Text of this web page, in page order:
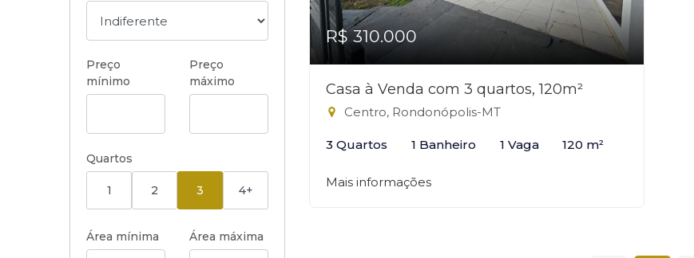
Preço
mínimo
Preço
máximo
Quartos
1 2 3 4+
Área mínima Área máxima
R$ 310.000
Casa à Venda com 3 quartos, 120m²
Centro, Rondonópolis-MT
3 Quartos 1 Banheiro 1 Vaga 120 m²
Mais informações